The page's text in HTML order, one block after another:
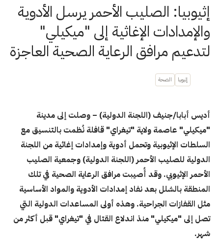
إثيوبيا: الصليب الأحمر يرسل الأدوية
والإمدادات الإغاثية إلى "ميكيلي"
لتدعيم مرافق الرعاية الصحية العاجزة
إثيوبيا الصحة
أديس أبابا/جنيف (اللجنة الدولية) – وصلت إلى مدينة
"ميكيلي" عاصمة ولاية "تيغراي" قافلة نُظمت بالتنسيق مع
السلطات الإثيوبية وتحمل أدوية وإمدادات إغاثية من اللجنة
الدولية للصليب الأحمر (اللجنة الدولية) وجمعية الصليب
الأحمر الإثيوبي. وقد أُصيبت مرافق الرعاية الصحية في تلك
المنطقة بالشلل بعد نفاد إمدادات الأدوية والمواد الأساسية
مثل القفازات الجراحية. وهذه أولى المساعدات الدولية التي
تصل إلى "ميكيلي" منذ اندلاع القتال في "تيغراي" قبل أكثر من
شهر.